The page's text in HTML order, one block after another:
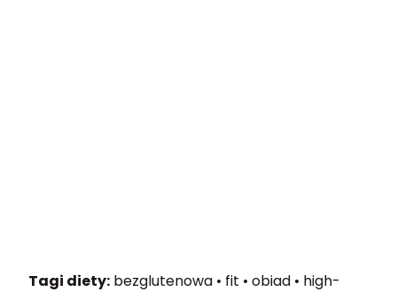
Tagi diety: bezglutenowa • fit • obiad • high-